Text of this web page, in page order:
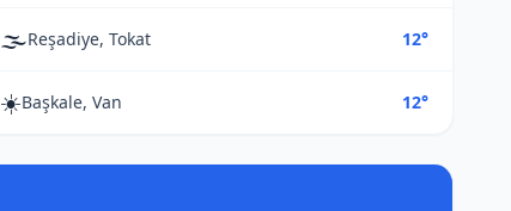
🌫️Reşadiye, Tokat 12°
☀️Başkale, Van 12°